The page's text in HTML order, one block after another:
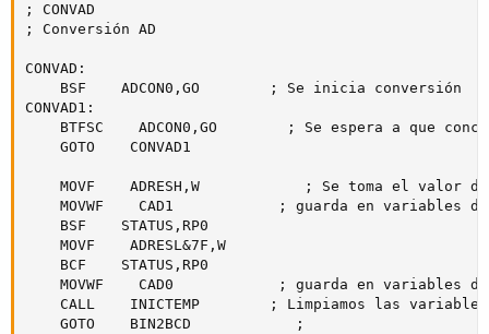
; CONVAD
; Conversión AD
CONVAD:
    BSF    ADCON0,GO        ; Se inicia conversión
CONVAD1:
BTFSC    ADCON0,GO        ; Se espera a que
    GOTO    CONVAD1
MOVF    ADRESH,W            ; Se toma el valor
MOVWF    CAD1            ; guarda en variables
    BSF    STATUS,RP0
    MOVF    ADRESL&7F,W
    BCF    STATUS,RP0
MOVWF    CAD0            ; guarda en variables
    CALL    INICTEMP        ; Limpiamos las variables
    GOTO    BIN2BCD            ;